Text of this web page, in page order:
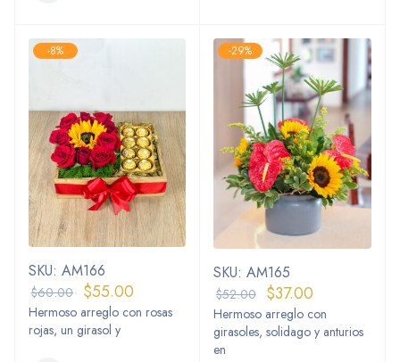
-8%
SKU: AM166
$60.00 $55.00
Hermoso arreglo con rosas
rojas, un girasol y
-29%
SKU: AM165
$52.00 $37.00
Hermoso arreglo con
girasoles, solidago y anturios
en